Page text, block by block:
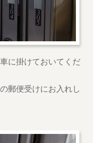
に掛けておいてくだ
郵便受けにお入れし